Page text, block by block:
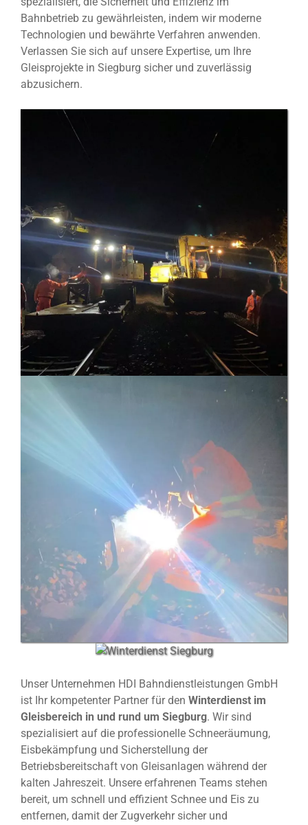
Bahnbetrieb zu gewährleisten, indem wir moderne
Technologien und bewährte Verfahren anwenden.
Verlassen Sie sich auf unsere Expertise, um Ihre
Gleisprojekte in Siegburg sicher und zuverlässig
abzusichern.
Unser Unternehmen HDI Bahndienstleistungen GmbH
ist Ihr kompetenter Partner für den Winterdienst im
Gleisbereich in und rund um Siegburg. Wir sind
spezialisiert auf die professionelle Schneeräumung,
Eisbekämpfung und Sicherstellung der
Betriebsbereitschaft von Gleisanlagen während der
kalten Jahreszeit. Unsere erfahrenen Teams stehen
bereit, um schnell und effizient Schnee und Eis zu
entfernen, damit der Zugverkehr sicher und